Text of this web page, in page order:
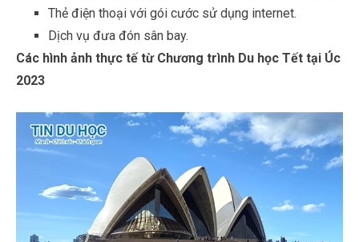
Thẻ điện thoại với gói cước sử dụng internet.
Dịch vụ đưa đón sân bay.
Các hình ảnh thực tế từ Chương trình Du học Tết tại Úc
2023